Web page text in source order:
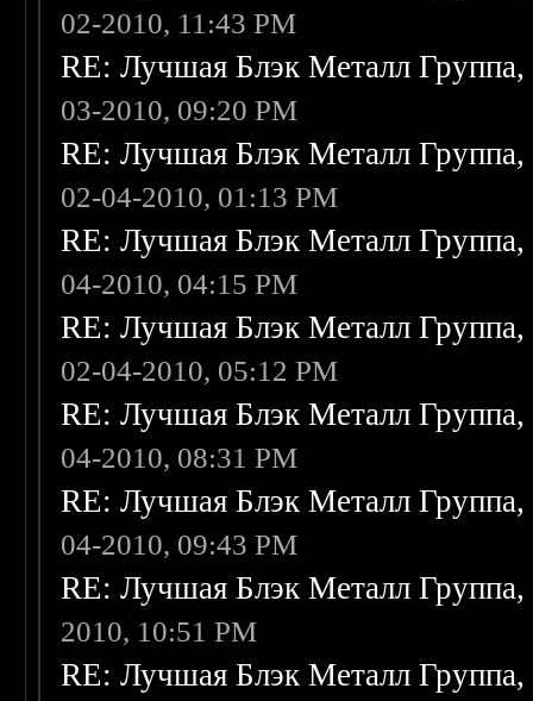
02-2010, 11:43 PM
RE: Лучшая Блэк Металл
03-2010, 09:20 PM
RE: Лучшая Блэк Металл
02-04-2010, 01:13 PM
RE: Лучшая Блэк Металл
04-2010, 04:15 PM
RE: Лучшая Блэк Металл
02-04-2010, 05:12 PM
RE: Лучшая Блэк Металл
04-2010, 08:31 PM
RE: Лучшая Блэк Металл
04-2010, 09:43 PM
RE: Лучшая Блэк Металл
2010, 10:51 PM
RE: Лучшая Блэк Металл